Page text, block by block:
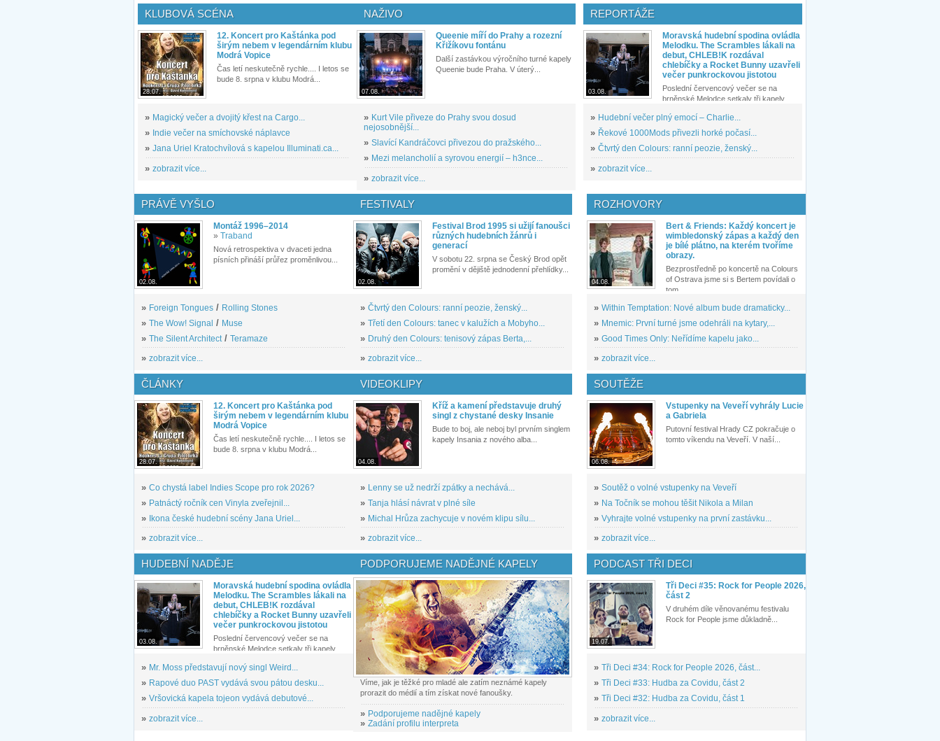
KLUBOVÁ SCÉNA
28.07.
12. Koncert pro Kaštánka pod
širým nebem v legendárním klubu
Modrá Vopice
Čas letí neskutečně rychle.... I letos se
bude 8. srpna v klubu Modrá...
» Magický večer a dvojitý křest na Cargo...
» Indie večer na smíchovské náplavce
» Jana Uriel Kratochvílová s kapelou Illuminati.ca...
» zobrazit více...
NAŽIVO
07.08.
Queenie míří do Prahy a rozezní
Křižíkovu fontánu
Další zastávkou výročního turné kapely
Queenie bude Praha. V úterý...
» Kurt Vile přiveze do Prahy svou dosud
nejosobnější...
» Slavící Kandráčovci přivezou do pražského...
» Mezi melancholií a syrovou energií – h3nce...
» zobrazit více...
REPORTÁŽE
03.08.
Moravská hudební spodina ovládla
Melodku. The Scrambles lákali na
debut, CHLEB!K rozdával
chlebíčky a Rocket Bunny uzavřeli
večer punkrockovou jistotou
Poslední červencový večer se na
brněnské Melodce setkaly tři kapely...
» Hudební večer plný emocí – Charlie...
» Řekové 1000Mods přivezli horké počasí...
» Čtvrtý den Colours: ranní peozie, ženský...
» zobrazit více...
PRÁVĚ VYŠLO
02.08.
Montáž 1996–2014
» Traband
Nová retrospektiva v dvaceti jedna
písních přináší průřez proměnlivou...
» Foreign Tongues / Rolling Stones
» The Wow! Signal / Muse
» The Silent Architect / Teramaze
» zobrazit více...
FESTIVALY
02.08.
Festival Brod 1995 si užijí fanoušci
různých hudebních žánrů i
generací
V sobotu 22. srpna se Český Brod opět
promění v dějiště jednodenní přehlídky...
» Čtvrtý den Colours: ranní peozie, ženský...
» Třetí den Colours: tanec v kalužích a Mobyho...
» Druhý den Colours: tenisový zápas Berta,...
» zobrazit více...
ROZHOVORY
04.08.
Bert & Friends: Každý koncert je
wimbledonský zápas a každý den
je bílé plátno, na kterém tvoříme
obrazy.
Bezprostředně po koncertě na Colours
of Ostrava jsme si s Bertem povídali o
tom,...
» Within Temptation: Nové album bude dramaticky...
» Mnemic: První turné jsme odehráli na kytary,...
» Good Times Only: Neřídíme kapelu jako...
» zobrazit více...
ČLÁNKY
28.07.
12. Koncert pro Kaštánka pod
širým nebem v legendárním klubu
Modrá Vopice
Čas letí neskutečně rychle.... I letos se
bude 8. srpna v klubu Modrá...
» Co chystá label Indies Scope pro rok 2026?
» Patnáctý ročník cen Vinyla zveřejnil...
»
Ikona české hudební scény Jana Uriel...
» zobrazit více...
VIDEOKLIPY
04.08.
Kříž a kamení představuje druhý
singl z chystané desky Insanie
Bude to boj, ale neboj byl prvním singlem
kapely Insania z nového alba...
» Lenny se už nedrží zpátky a nechává...
» Tanja hlásí návrat v plné síle
» Michal Hrůza zachycuje v novém klipu sílu...
» zobrazit více...
SOUTĚŽE
06.08.
Vstupenky na Veveří vyhrály Lucie
a Gabriela
Putovní festival Hrady CZ pokračuje o
tomto víkendu na Veveří. V naší...
» Soutěž o volné vstupenky na Veveří
» Na Točník se mohou těšit Nikola a Milan
» Vyhrajte volné vstupenky na první zastávku...
» zobrazit více...
HUDEBNÍ NADĚJE
03.08.
Moravská hudební spodina ovládla
Melodku. The Scrambles lákali na
debut, CHLEB!K rozdával
chlebíčky a Rocket Bunny uzavřeli
večer punkrockovou jistotou
Poslední červencový večer se na
brněnské Melodce setkaly tři kapely...
» Mr. Moss představují nový singl Weird...
» Rapové duo PAST vydává svou pátou desku...
» Vršovická kapela tojeon vydává debutové...
» zobrazit více...
PODPORUJEME NADĚJNÉ KAPELY
Víme, jak je těžké pro mladé ale zatím neznámé kapely
prorazit do médií a tím získat nové fanoušky.
» Podporujeme nadějné kapely
» Zadání profilu interpreta
PODCAST TŘI DECI
19.07.
Tři Deci #35: Rock for People 2026,
část 2
V druhém díle věnovanému festivalu
Rock for People jsme důkladně...
» Tři Deci #34: Rock for People 2026, část...
» Tři Deci #33: Hudba za Covidu, část 2
» Tři Deci #32: Hudba za Covidu, část 1
» zobrazit více...